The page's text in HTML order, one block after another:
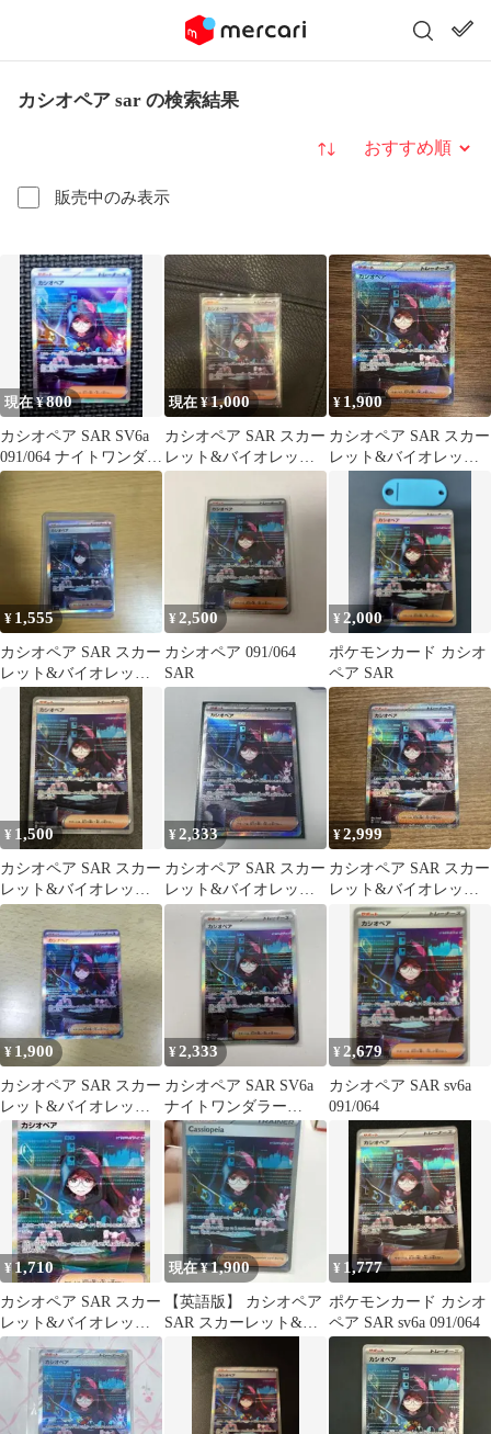
カシオペア sar の検索結果
販売中のみ表示
並び替え
現在 ¥800
カシオペア SAR SV6a
091/064 ナイトワンダラ
ー
現在 ¥1,000
カシオペア SAR スカー
レット&バイオレット
拡張パック ナイトワン
ダラー …
¥ 1,900
カシオペア SAR スカー
レット&バイオレット
拡張パック ナイトワン
¥ 1,555
カシオペア SAR スカー
レット&バイオレット
拡張パック ナイトワン
ダラー …
¥2,500
カシオペア 091/064
SAR
¥ 2,000
ポケモンカード カシオ
ペア SAR
¥ 1,500
カシオペア SAR スカー
レット&バイオレット
拡張パック ナイトワン
ダラー
¥2,333
カシオペア SAR スカー
レット&バイオレット
拡張パック ナイトワン
ダラー …
¥2,999
カシオペア SAR スカー
レット&バイオレット
【美品】
¥ 1,900
カシオペア SAR スカー
レット&バイオレット
拡張パック ナイトワン
ダラー …
¥2,333
カシオペア SAR SV6a
ナイトワンダラー
091/064
¥ 2,679
カシオペア SAR sv6a
091/064
¥1,710
カシオペア SAR スカー
レット&バイオレット
拡張パック ナイトワン
ダラー …
現在 ¥1,900
【英語版】 カシオペア
SAR スカーレット&バ
イオレット
¥ 1,777
ポケモンカード カシオ
ペア SAR sv6a 091/064